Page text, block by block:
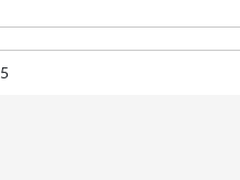
Résultat n°
5